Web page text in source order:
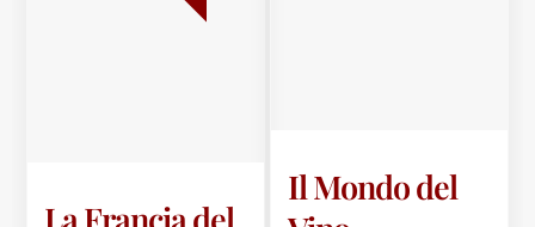
La Francia del
Il Mondo del